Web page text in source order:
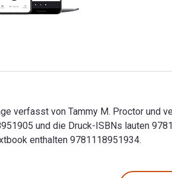
verfasst von Tammy M. Proctor und
und die Druck-ISBNs lauten
enthalten 9781118951934.